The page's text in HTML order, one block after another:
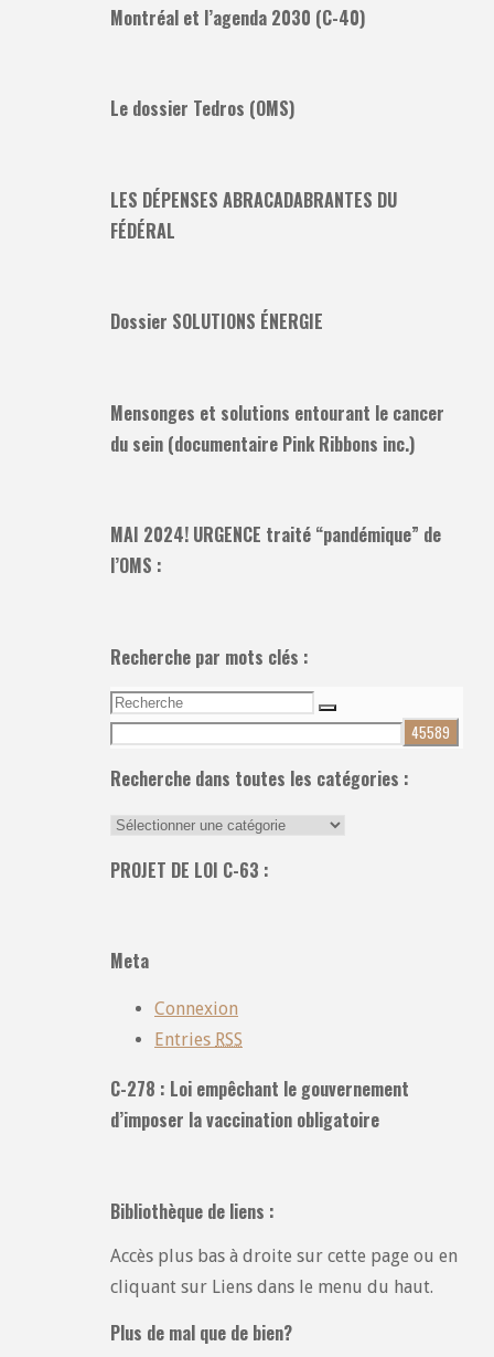
Montréal et l’agenda 2030 (C-40)
Le dossier Tedros (OMS)
LES DÉPENSES ABRACADABRANTES DU
FÉDÉRAL
Dossier SOLUTIONS ÉNERGIE
Mensonges et solutions entourant le cancer
du sein (documentaire Pink Ribbons inc.)
MAI 2024! URGENCE traité “pandémique” de
l’OMS :
Recherche par mots clés :
Recherche
pour:
Recherche
Recherche dans toutes les catégories :
Recherche
toutes
PROJET DE LOI C-63 :
Meta
Connexion
Entries RSS
C-278 : Loi empêchant le gouvernement
d’imposer la vaccination obligatoire
Bibliothèque de liens :
Accès plus bas à droite sur cette page ou en
cliquant sur Liens dans le menu du haut.
Plus de mal que de bien?